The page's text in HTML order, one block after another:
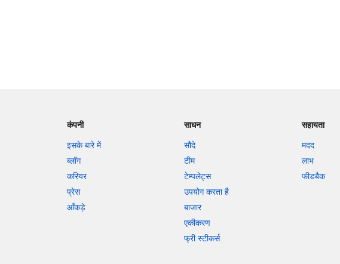
कंपनी
इसके बारे में
ब्लॉग
करियर
प्रेस
आँकड़े
साधन
सौदे
टीम
टेम्पलेट्स
उपयोग करता है
बाजार
एकीकरण
फ्री स्टीकर्स
सहायता
मदद
लाभ
फीडबैक